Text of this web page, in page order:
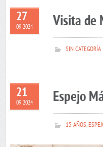
27
09 2024 Visita de
SIN CATEGORÍA
21
09 2024 Espejo
15 AÑOS,